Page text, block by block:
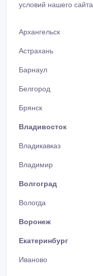
условий нашего сайта.
Архангельск
Астрахань
Барнаул
Белгород
Брянск
Владивосток
Владикавказ
Владимир
Волгоград
Вологда
Воронеж
Екатеринбург
Иваново